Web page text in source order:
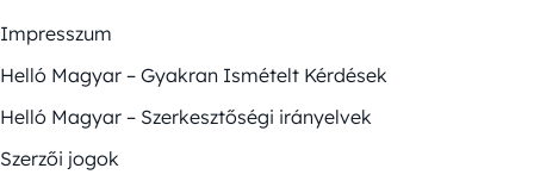
Impresszum
Helló Magyar – Gyakran Ismételt Kérdések
Helló Magyar – Szerkesztőségi irányelvek
Szerzői jogok